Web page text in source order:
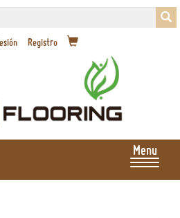
Registro
Menu